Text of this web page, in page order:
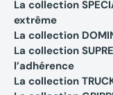
La collection
extrême
La collection
La collection
l’adhérence
La collection